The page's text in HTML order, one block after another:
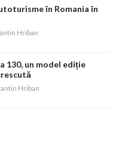
în Romania în
Hriban
130, un model ediție
Hriban